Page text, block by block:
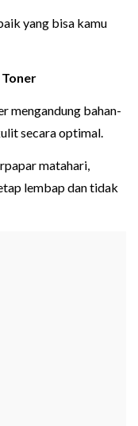
yang bisa kamu
mengandung bahan-
secara optimal.
matahari,
lembap dan tidak